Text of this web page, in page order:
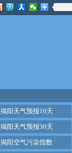
揭阳天气预报10天
揭阳天气预报30天
揭阳空气污染指数